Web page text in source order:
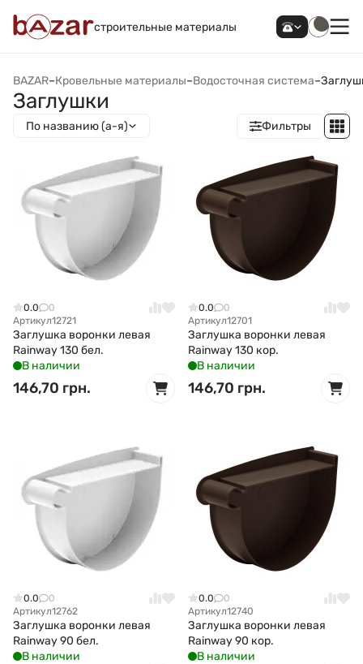
строительные материалы
BAZAR–Кровельные материалы–Водосточная система–
Заглушки
По названию (а-я) Фильтры
0.0
0
Артикул12721
Заглушка воронки левая
Rainway 130 бел.
В наличии
146,70 грн.
0.0
0
Артикул12701
Заглушка воронки левая
Rainway 130 кор.
В наличии
146,70 грн.
0.0
0
Артикул12762
Заглушка воронки левая
Rainway 90 бел.
В наличии
0.0
0
Артикул12740
Заглушка воронки левая
Rainway 90 кор.
В наличии